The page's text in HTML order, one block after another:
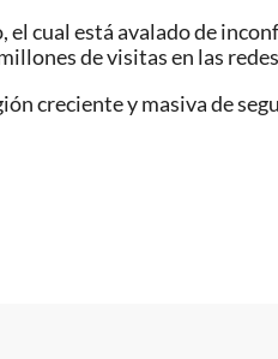
cual está avalado de
de visitas en las
creciente y masiva de